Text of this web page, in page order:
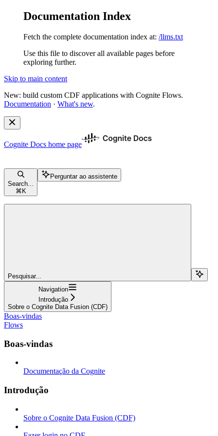
Documentation Index
Fetch the complete documentation index at: /llms.txt
Use this file to discover all available pages before
exploring further.
Skip to main content
New: build custom CDF applications with Cognite Flows.
Documentation · What's new.
Cognite Docs home page
Search...
⌘ K
Perguntar ao assistente
Pesquisar...
Navigation
Introdução
Sobre o Cognite Data Fusion (CDF)
Boas-vindas
Flows
Boas-vindas
Documentação da Cognite
Introdução
Sobre o Cognite Data Fusion (CDF)